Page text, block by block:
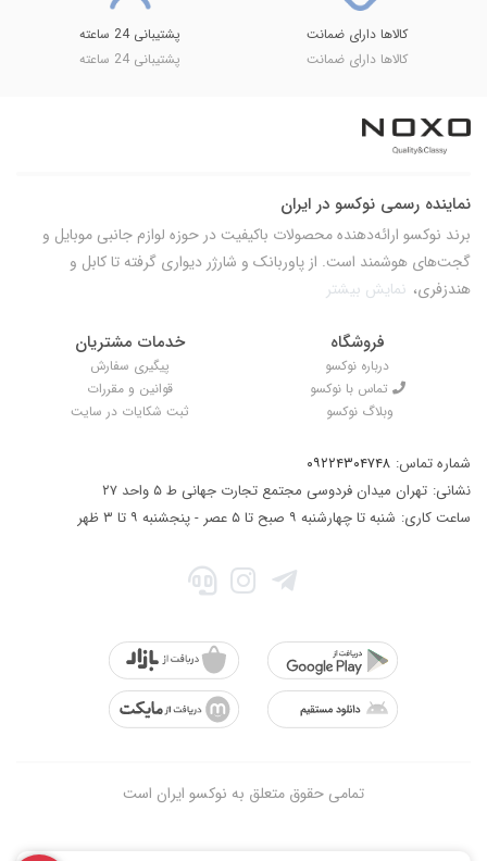
کالاها دارای ضمانت
کالاها دارای ضمانت
پشتیبانی 24 ساعته
پشتیبانی 24 ساعته
نماینده رسمی نوکسو در ایران
برند نوکسو ارائه‌دهنده محصولات باکیفیت در حوزه لوازم جانبی موبایل و
گجت‌های هوشمند است. از پاوربانک و شارژر دیواری گرفته تا کابل و
هندزفری، نمایش بیشتر
فروشگاه
درباره نوکسو
تماس با نوکسو
وبلاگ نوکسو
خدمات مشتریان
پیگیری سفارش
قوانین و مقررات
ثبت شکایات در سایت
شماره تماس: ۰۹۲۲۴۳۰۴۷۴۸
نشانی: تهران میدان فردوسی مجتمع تجارت جهانی ط ۵ واحد ۲۷
ساعت کاری: شنبه تا چهارشنبه ۹ صبح تا ۵ عصر - پنجشنبه ۹ تا ۳ ظهر
تمامی حقوق متعلق به نوکسو ایران است